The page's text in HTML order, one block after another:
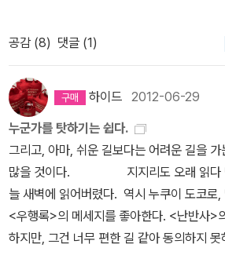
꾸눈 탐정> 작가의 책이다. 본격미스터리
지 않는다는게 유머러스한 설정인가? 재미
좋은 점도 별로인 점도 많았던 책. 궁금하니
데, 재미 없을듯. 기대치가 낮아서 재미있을 수도! 미야베
진상> 일본에서만 260만 부가 팔린 <얼간
6년여 만인 2011년에 출간된 장편소설. 세
인 완결성을 갖지만 특정 캐릭터가 계속 등
태를 취한다. 미미여사의 시대물 장편은 분명히 재미있을 꺼란
믿음! 제목이 맘에 안 들긴 한다. 진상이 그
리고 펜더개스트 시리즈
로 개인적으로 매긴 순위에서 단박에 역전.
할 확률도 많은 작가지만, 그만큼 괜찮은 작
합니다. 단순한 전개-결말이 아니라 이야기,
합쳐져 전체적인 결말과 순환적인 구성을 만
구성도 좋고 기묘한 반전과 가슴따뜻해지
았습니다. 내년(이미 올해지만)에도 분발해
니다. 2. 미야베 미유키 - 안주, 북스피어 '
제일 무섭구나'하는 것을 절실하게 느끼게
도시대물. 한문장도 허투루 쓰는 법이 없는
없는 장애물에 걸려 갑작스레 온 몸이 아스
팽겨쳐지는 기분 나쁜 현실. 어떠한 책이든
다. 이미 읽고 평을 남긴 어떤분은 애정을
뻔한 범인과 일본 경찰의 추악한 면이 발각
셨다. 맞다, 애정이 가는 인물이 없는 것은 나
면, 책의 인물들이 책 밖으로 당장 튀어나온
는 현실의 인간들과 다를 바 없기 때문이다.
이다, 난. (마음에 드는 책 구절을 테잎질 해
못했다. 엉엉.) 안녕 ! 존 버든. 아
버든, 악녀를 위한 밤 그의 책이 나왔다.
우연히 」에 대해 아주 간략하게 묘한, 소설
극의 사랑은 죄를 공유하는 것이다'라는 문장
한 이미지가 머릿속에 그려지는 느낌입니
의 관> : <달과 게>, <구체의 뱀>등으로 순
를 넘나드는 꽤 깊은 내공을 보여주는 미치
신작이 나오면 묻지도 따지지도 않고 읽고
중 한 명이랄까요. 이번은 제목에 동물 이름
서, 12간지 시리즈는 아닌 것 같고, 표지의
옷의 여인이 자아내는 분위기가 매력적
조화의 꿀> : <회귀천 정사>, <저녁싸리 정
가 필요한데 한번 읽기 시작한 글을 잠시 멈
어들기까지의 여유를 찾기가 쉽지 않다. 그
켠을 묵묵히 지키던 덴도 아라타의 영원의
래지 않다. 물론 정말 좋았다,라고 느꼈지만
이 드는. 아, 그런데 하루키의 에세이를 읽으
느낌인거다. 집에서 건방진 자세로 늘어져
대는 도중에 읽기에도 충분한 에세이가 너
도 재미있고 그 안에 의도치않게 담겨지는
며 읽어도 재미있는 것이다. '꿈을 좇지 않는
다'라고 누군가 단호히 말하면 무심결에 '그
생각해보면 채소에도 여러 종류가 있고 채
공감 (8) 댓글 (1)
하이드 2012-06-29
누군가를 탓하기는 쉽다.
그리고, 아마, 쉬운 길보다는 어려운 길을
많을 것이다. 지지리도 오래 읽다 만 채였던 <난반사> 오
늘 새벽에 읽어버렸다. 역시 누쿠이 도코로,
<우행록>의 메세지를 좋아한다. <난반사>
하지만, 그건 너무 편한 길 같아 동의하지